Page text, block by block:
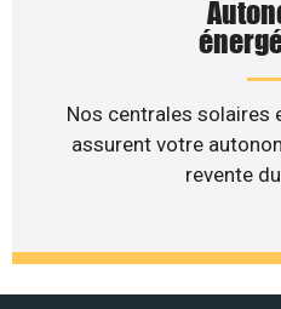
Nos centrales solaires
assurent votre
revente